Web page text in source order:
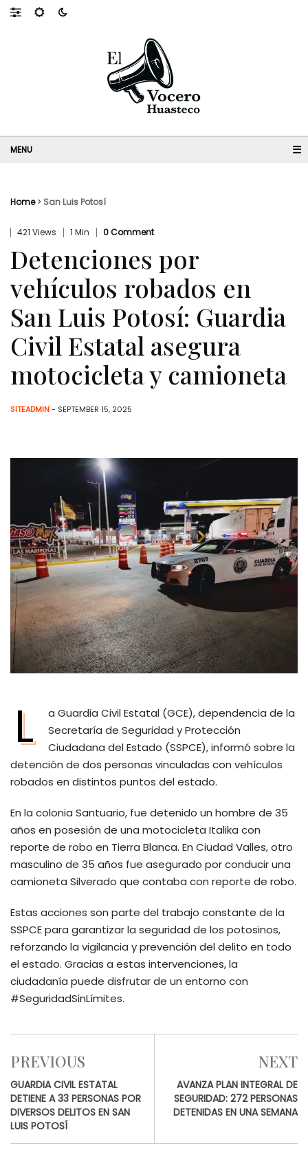
☰
Home> San Luis Potosí
421 Views 1 Min 0 Comment
Detenciones por
vehículos robados en
San Luis Potosí: Guardia
Civil Estatal asegura
motocicleta y camioneta
SITEADMIN- SEPTEMBER 15, 2025
L
a Guardia Civil Estatal (GCE), dependencia de la
Secretaría de Seguridad y Protección
Ciudadana del Estado (SSPCE), informó sobre la
detención de dos personas vinculadas con vehículos
robados en distintos puntos del estado.
En la colonia Santuario, fue detenido un hombre de 35
años en posesión de una motocicleta Italika con
reporte de robo en Tierra Blanca. En Ciudad Valles, otro
masculino de 35 años fue asegurado por conducir una
camioneta Silverado que contaba con reporte de robo.
Estas acciones son parte del trabajo constante de la
SSPCE para garantizar la seguridad de los potosinos,
reforzando la vigilancia y prevención del delito en todo
el estado. Gracias a estas intervenciones, la
ciudadanía puede disfrutar de un entorno con
#SeguridadSinLímites.
PREVIOUS
GUARDIA CIVIL ESTATAL
DETIENE A 33 PERSONAS POR
DIVERSOS DELITOS EN SAN
LUIS POTOSÍ
NEXT
AVANZA PLAN INTEGRAL DE
SEGURIDAD: 272 PERSONAS
DETENIDAS EN UNA SEMANA